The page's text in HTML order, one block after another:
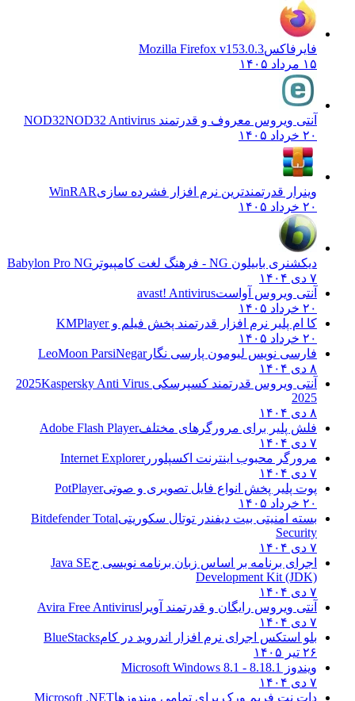
فایرفاکسMozilla Firefox v153.0.3
۱۵ مرداد ۱۴۰۵
آنتی ویروس معروف و قدرتمند NOD32 NOD32 Antivirus
۲۰ خرداد ۱۴۰۵
وینرار قدرتمندترین نرم افزار فشرده سازیWinRAR
۲۰ خرداد ۱۴۰۵
دیکشنری بابیلون NG - فرهنگ لغت کامپیوتر
Babylon Pro NG
۷ دی ۱۴۰۴
آنتی ویروس آواستavast! Antivirus
۲۰ خرداد ۱۴۰۵
کا ام پلیر نرم افزار قدرتمند پخش فیلم وKMPlayer
۲۰ خرداد ۱۴۰۵
فارسی نویس لیومون پارسی نگارLeoMoon ParsiNegar
۸ دی ۱۴۰۴
آنتی ویروس قدرتمند کسپرسکی 2025 Kaspersky Anti Virus
2025
۸ دی ۱۴۰۴
فلش پلیر برای مرورگرهای مختلفAdobe Flash Player
۷ دی ۱۴۰۴
مرورگر محبوب اینترنت اکسپلوررInternet Explorer
۷ دی ۱۴۰۴
پوت پلیر پخش انواع فایل تصویری و صوتیPotPlayer
۲۰ خرداد ۱۴۰۵
بسته امنیتی بیت دیفندر توتال سکوریتیBitdefender Total
Security
۷ دی ۱۴۰۴
اجرای برنامه بر اساس زبان برنامه نویسی جJava SE
Development Kit (JDK)
۷ دی ۱۴۰۴
آنتی ویروس رایگان و قدرتمند آویرا Avira Free Antivirus
۷ دی ۱۴۰۴
بلو استکس اجرای نرم افزار اندروید در کامBlueStacks
۲۶ تیر ۱۴۰۵
ویندوز 8.1
8.1 - Microsoft Windows 8.1
۷ دی ۱۴۰۴
دات نت فریم ورک برای تمامی ویندوزهاMicrosoft .NET